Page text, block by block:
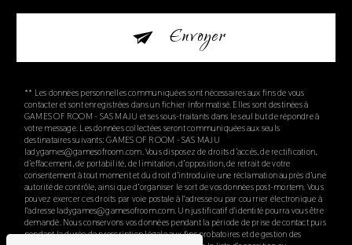
Envoyer
** Les données personnelles communiquées sont nécessaires aux fins de vous
contacter et sont enregistrées dans un fichier informatisé. Elles sont destinées à
GAMES OF ROOM - SAS MAJU et ses sous-traitants dans le seul but de répondre à
votre message. Les données collectées seront communiquées aux seuls
destinataires suivants: GAMES OF ROOM - SAS MAJU
ladygames@gamesofroom.com. Vous disposez de droits d’accès, de rectification,
d’effacement, de portabilité, de limitation, d’opposition, de retrait de votre
consentement à tout moment et du droit d’introduire une réclamation auprès d’une
autorité de contrôle, ainsi que d’organiser le sort de vos données post-mortem. Vous
pouvez exercer ces droits par voie postale à l'adresse ou par courrier électronique à
l'adresse ladygames@gamesofroom.com. Un justificatif d'identité pourra vous être
demandé. Nous conservons vos données pendant la période de prise de contact puis
pendant la durée de prescription légale aux fins probatoires et de gestion des